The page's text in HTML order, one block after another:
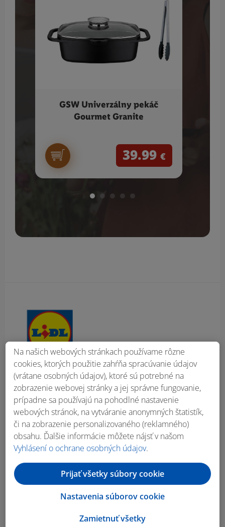
GSW Univerzálny pekáč
Gourmet Granite
39.99 €
Na našich webových stránkach používame rôzne
cookies, ktorých použitie zahŕňa spracúvanie údajov
(vrátane osobných údajov), ktoré sú potrebné na
zobrazenie webovej stránky a jej správne fungovanie,
prípadne sa používajú na pohodlné nastavenie
webových stránok, na vytváranie anonymných štatistík,
či na zobrazenie personalizovaného (reklamného)
obsahu. Ďalšie informácie môžete nájsť v našom
Vyhlásení o ochrane osobných údajov.
Zamietnuť všetky
Nastavenia súborov cookie
Prijať všetky súbory cookie